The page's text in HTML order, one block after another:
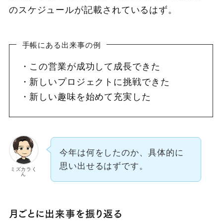
のスケジュールが記載されているはず。
手帳にある出来事の例
この営業が成功して成長できた
新しいプロジェクトに挑戦できた
新しい趣味を始めて充実した
ミズカラく
ん
今年は何をしたのか、具体的に
思い出せるはずです。
月ごとに出来事を振り返る